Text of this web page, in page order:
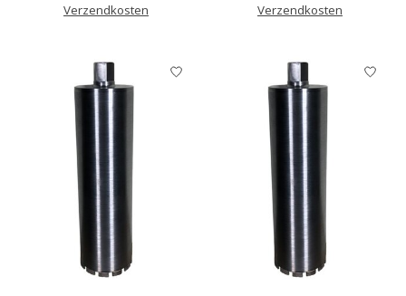
Verzendkosten
Verzendkosten